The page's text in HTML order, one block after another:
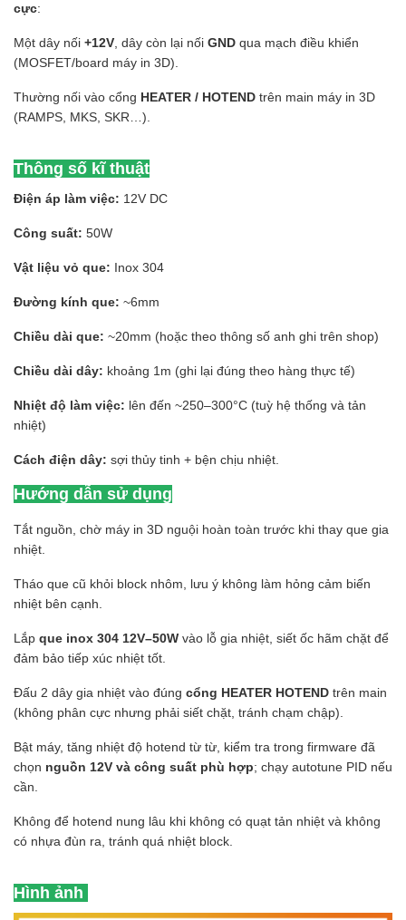
cực:
Một dây nối +12V , dây còn lại nối GND qua mạch điều khiển
(MOSFET/board máy in 3D).
Thường nối vào cổng HEATER / HOTEND trên main máy in 3D
(RAMPS, MKS, SKR…).
Thông số kĩ thuật
Điện áp làm việc: 12V DC
Công suất: 50W
Vật liệu vỏ que: Inox 304
Đường kính que: ~6mm
Chiều dài que: ~20mm (hoặc theo thông số anh ghi trên shop)
Chiều dài dây: khoảng 1m (ghi lại đúng theo hàng thực tế)
Nhiệt độ làm việc: lên đến ~250–300°C (tuỳ hệ thống và tản
nhiệt)
Cách điện dây: sợi thủy tinh + bện chịu nhiệt.
Hướng dẫn sử dụng
Tắt nguồn, chờ máy in 3D nguội hoàn toàn trước khi thay que gia
nhiệt.
Tháo que cũ khỏi block nhôm, lưu ý không làm hỏng cảm biến
nhiệt bên cạnh.
Lắp que inox 304 12V–50W vào lỗ gia nhiệt, siết ốc hãm chặt để
đảm bảo tiếp xúc nhiệt tốt.
Đấu 2 dây gia nhiệt vào đúng cổng HEATER HOTEND trên main
(không phân cực nhưng phải siết chặt, tránh chạm chập).
Bật máy, tăng nhiệt độ hotend từ từ, kiểm tra trong firmware đã
chọn nguồn 12V và công suất phù hợp; chạy autotune PID nếu
cần.
Không để hotend nung lâu khi không có quạt tản nhiệt và không
có nhựa đùn ra, tránh quá nhiệt block.
Hình ảnh